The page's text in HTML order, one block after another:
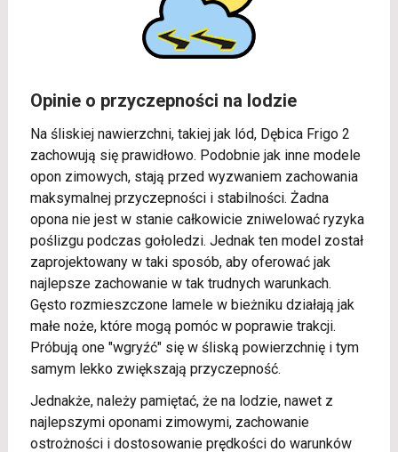
Opinie o przyczepności na lodzie
Na śliskiej nawierzchni, takiej jak lód, Dębica Frigo 2
zachowują się prawidłowo. Podobnie jak inne modele
opon zimowych, stają przed wyzwaniem zachowania
maksymalnej przyczepności i stabilności. Żadna
opona nie jest w stanie całkowicie zniwelować ryzyka
poślizgu podczas gołoledzi. Jednak ten model został
zaprojektowany w taki sposób, aby oferować jak
najlepsze zachowanie w tak trudnych warunkach.
Gęsto rozmieszczone lamele w bieżniku działają jak
małe noże, które mogą pomóc w poprawie trakcji.
Próbują one "wgryźć" się w śliską powierzchnię i tym
samym lekko zwiększają przyczepność.
Jednakże, należy pamiętać, że na lodzie, nawet z
najlepszymi oponami zimowymi, zachowanie
ostrożności i dostosowanie prędkości do warunków